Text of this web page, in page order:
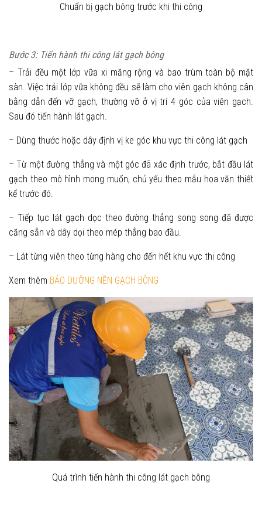
Chuẩn bị gạch bông trước khi thi công
Bước 3: Tiến hành thi công lát gạch bông
– Trải đều một lớp vữa xi măng rộng và bao trùm toàn bộ mặt
sàn. Việc trải lớp vữa không đều sẽ làm cho viên gạch không cân
bằng dẫn đến vỡ gạch, thường vỡ ở vị trí 4 góc của viên gạch.
Sau đó tiến hành lát gạch.
– Dùng thước hoặc dây định vị ke góc khu vực thi công lát gạch
– Từ một đường thẳng và một góc đã xác định trước, bắt đầu lát
gạch theo mô hình mong muốn, chủ yếu theo mẫu hoa văn thiết
kế trước đó.
– Tiếp tục lát gạch dọc theo đường thẳng song song đã được
căng sẵn và dây dọi theo mép thẳng bao đầu.
– Lát từng viên theo từng hàng cho đến hết khu vực thi công
Xem thêm BẢO DƯỠNG NỀN GẠCH BÔNG
Quá trình tiến hành thi công lát gạch bông